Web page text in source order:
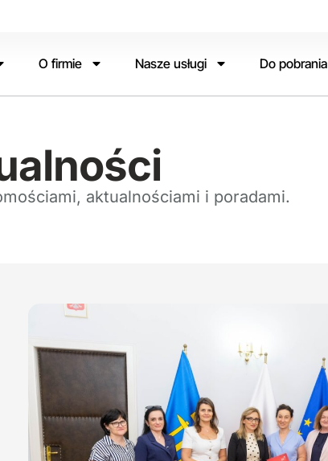
O firmie Nasze usługi Do pobrania
aktualnościami i poradami.